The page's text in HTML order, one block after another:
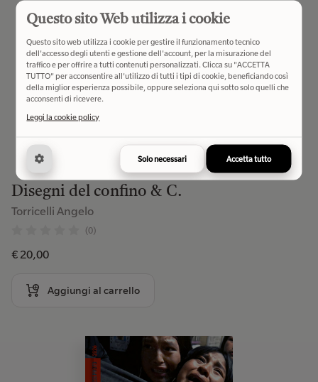
Disegni del confino & C.
Torricelli Angelo
(0)
€ 20,00
Aggiungi al carrello
Questo sito Web utilizza i cookie
Questo sito web utilizza i cookie per gestire il funzionamento tecnico
dell'accesso degli utenti e gestione dell'account, per la misurazione del
traffico e per offrire a tutti contenuti personalizzati. Clicca su "ACCETTA
TUTTO" per acconsentire all'utilizzo di tutti i tipi di cookie, beneficiando così
della miglior esperienza possibile, oppure seleziona qui sotto solo quelli che
acconsenti di ricevere.
Leggi la cookie policy
Solo necessari Accetta tutto